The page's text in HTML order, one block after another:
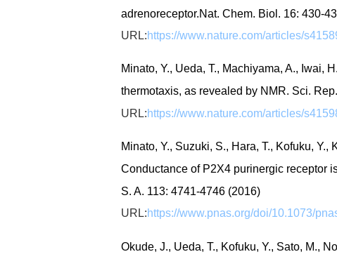
adrenoreceptor.Nat. Chem. Biol. 16: 430-
URL:https://www.nature.com/articles/
Minato, Y., Ueda, T., Machiyama, A., Iwai,
thermotaxis, as revealed by NMR. Sci.
URL:https://www.nature.com/articles/
Minato, Y., Suzuki, S., Hara, T., Kofuku,
Conductance of P2X4 purinergic receptor
S. A. 113: 4741-4746 (2016)
URL:https://www.pnas.org/doi/10.1073/
Okude, J., Ueda, T., Kofuku, Y., Sato, M.,